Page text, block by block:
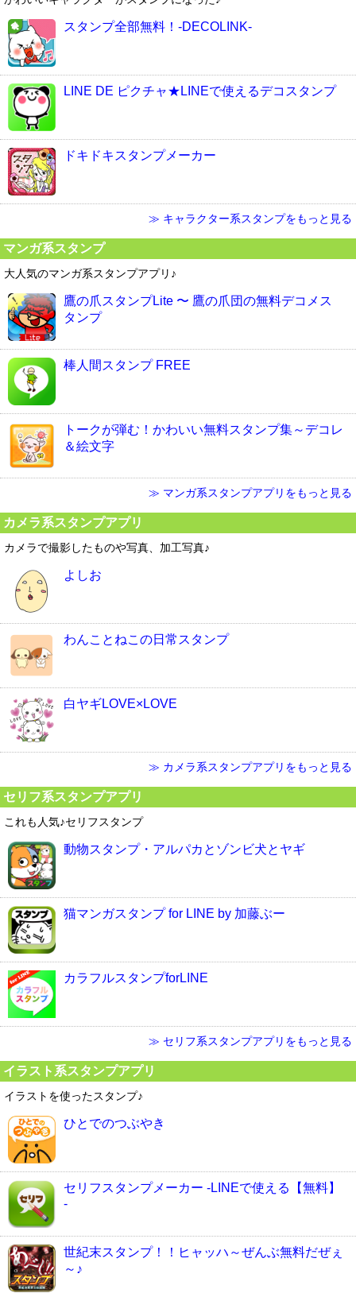
スタンプ全部無料！-DECOLINK-
LINE DE ピクチャ★LINEで使えるデコスタンプ
ドキドキスタンプメーカー
≫ キャラクター系スタンプをもっと見る
マンガ系スタンプ
大人気のマンガ系スタンプアプリ♪
鷹の爪スタンプLite 〜 鷹の爪団の無料デコメス
タンプ
棒人間スタンプ FREE
トークが弾む！かわいい無料スタンプ集～デコレ
＆絵文字
≫ マンガ系スタンプアプリをもっと見る
カメラ系スタンプアプリ
カメラで撮影したものや写真、加工写真♪
よしお
わんことねこの日常スタンプ
白ヤギLOVE×LOVE
≫ カメラ系スタンプアプリをもっと見る
セリフ系スタンプアプリ
これも人気♪セリフスタンプ
動物スタンプ・アルパカとゾンビ犬とヤギ
猫マンガスタンプ for LINE by 加藤ぶー
カラフルスタンプforLINE
≫ セリフ系スタンプアプリをもっと見る
イラスト系スタンプアプリ
イラストを使ったスタンプ♪
ひとでのつぶやき
セリフスタンプメーカー -LINEで使える【無料】
-
世紀末スタンプ！！ヒャッハ～ぜんぶ無料だぜぇ
～♪